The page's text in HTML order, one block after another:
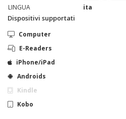
LINGUA
ita
Dispositivi supportati
Computer
E-Readers
iPhone/iPad
Androids
Kindle
Kobo